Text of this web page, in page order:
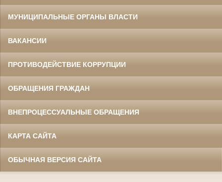
МУНИЦИПАЛЬНЫЕ ОРГАНЫ ВЛАСТИ
ВАКАНСИИ
ПРОТИВОДЕЙСТВИЕ КОРРУПЦИИ
ОБРАЩЕНИЯ ГРАЖДАН
ВНЕПРОЦЕССУАЛЬНЫЕ ОБРАЩЕНИЯ
КАРТА САЙТА
ОБЫЧНАЯ ВЕРСИЯ САЙТА